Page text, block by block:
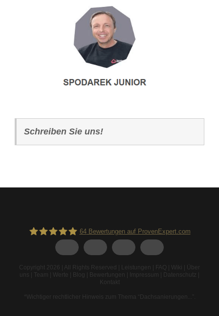
Schreiben Sie uns!
64Bewertungen auf ProvenExpert.com
Copyright 2026 | All Rights Reserved | Leistungen FAQ Wiki
Über
uns
Team Werte Blog Bewertungen Impressum Datenschutz
Kontakt
*Wichtiger rechtlicher Hinweis zum Thema “Dachsanierungen...” .